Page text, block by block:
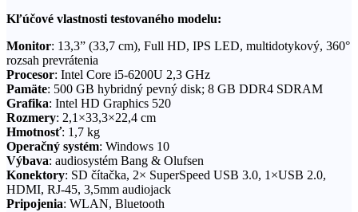
Kľúčové vlastnosti testovaného modelu:
Monitor: 13,3” (33,7 cm), Full HD, IPS LED, multidotykový, 360°
rozsah prevrátenia
Procesor: Intel Core i5-6200U 2,3 GHz
Pamäte: 500 GB hybridný pevný disk; 8 GB DDR4 SDRAM
Grafika: Intel HD Graphics 520
Rozmery: 2,1×33,3×22,4 cm
Hmotnosť: 1,7 kg
Operačný systém: Windows 10
Výbava: audiosystém Bang & Olufsen
Konektory: SD čítačka, 2× SuperSpeed USB 3.0, 1×USB 2.0,
HDMI, RJ-45, 3,5mm audiojack
Pripojenia: WLAN, Bluetooth